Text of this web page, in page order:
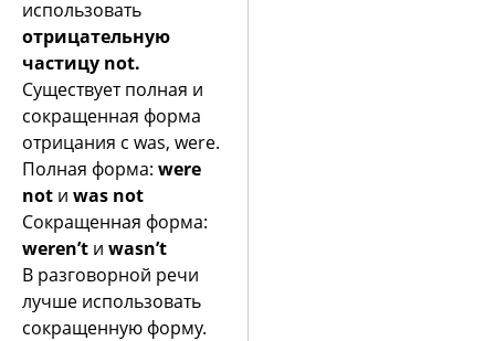
использовать
отрицательную
частицу not.
Существует полная и
сокращенная форма
отрицания с was, were.
Полная форма: were
not и was not
Сокращенная форма:
weren’t и wasn’t
В разговорной речи
лучше использовать
сокращенную форму.